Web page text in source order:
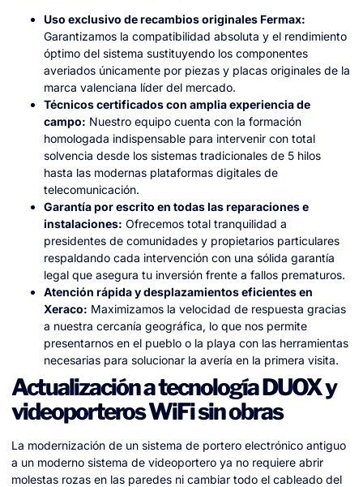
Uso exclusivo de recambios originales Fermax:
Garantizamos la compatibilidad absoluta y el rendimiento
óptimo del sistema sustituyendo los componentes
averiados únicamente por piezas y placas originales de la
marca valenciana líder del mercado.
Técnicos certificados con amplia experiencia de
campo: Nuestro equipo cuenta con la formación
homologada indispensable para intervenir con total
solvencia desde los sistemas tradicionales de 5 hilos
hasta las modernas plataformas digitales de
telecomunicación.
Garantía por escrito en todas las reparaciones e
instalaciones: Ofrecemos total tranquilidad a
presidentes de comunidades y propietarios particulares
respaldando cada intervención con una sólida garantía
legal que asegura tu inversión frente a fallos prematuros.
Atención rápida y desplazamientos eficientes en
Xeraco: Maximizamos la velocidad de respuesta gracias
a nuestra cercanía geográfica, lo que nos permite
presentarnos en el pueblo o la playa con las herramientas
necesarias para solucionar la avería en la primera visita.
Actualización a tecnología DUOX y
videoporteros WiFi sin obras
La modernización de un sistema de portero electrónico antiguo
a un moderno sistema de videoportero ya no requiere abrir
molestas rozas en las paredes ni cambiar todo el cableado del